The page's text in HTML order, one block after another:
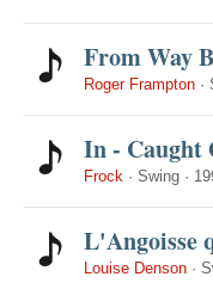
From Way
Roger Frampton ·
In - Caught
Frock · Swing ·
L'Angoisse
Louise Denson ·